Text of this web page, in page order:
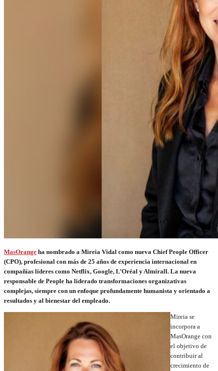
MasOrange ha nombrado a Mireia Vidal como nueva Chief People Officer
(CPO), profesional con más de 25 años de experiencia internacional en
compañías líderes como Netflix, Google, L’Oréal y Almirall. La nueva
responsable de People ha liderado transformaciones organizativas
complejas, siempre con un enfoque profundamente humanista y orientado a
resultados y al bienestar del empleado.
Mireia se
incorpora a
MasOrange con
el objetivo de
contribuir al
crecimiento de